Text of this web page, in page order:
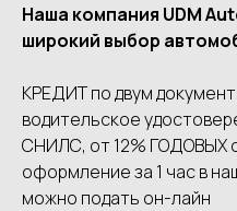
Наша компания UDМ
широкий выбор
КРЕДИТ по двум
водительское
СНИЛС, от 12% ГОДОВЫХ
оформление за 1 час в
можно подать он-лайн